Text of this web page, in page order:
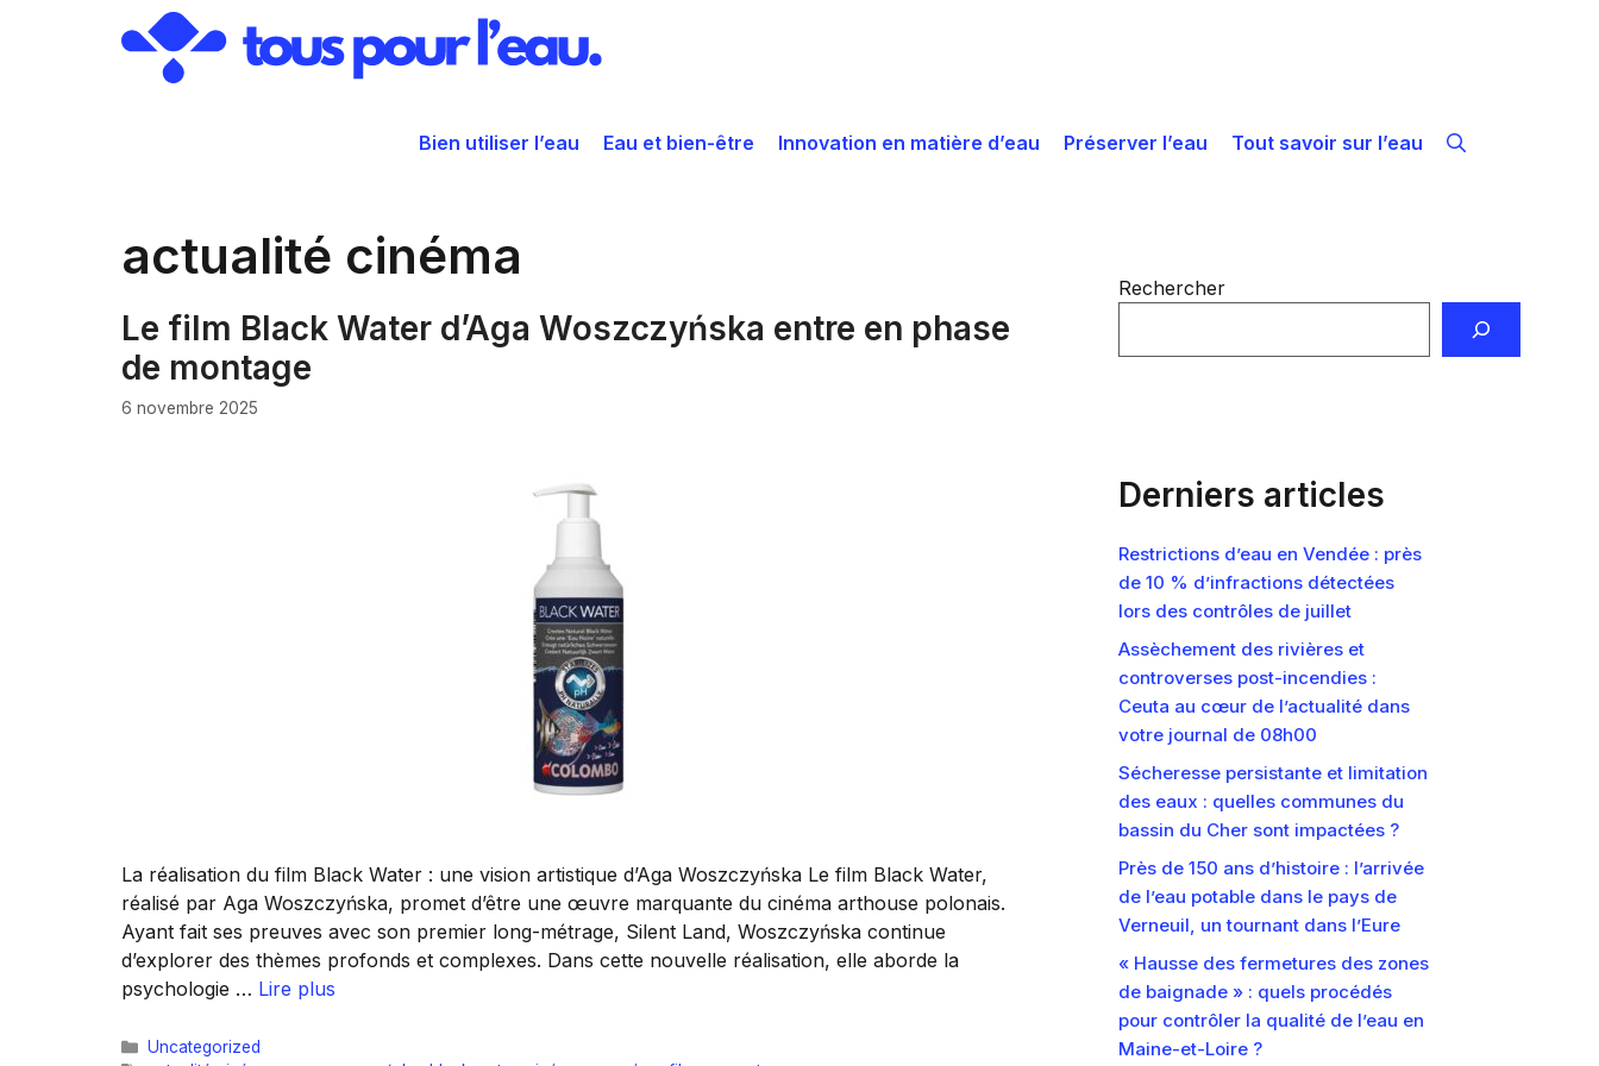
Bien utiliser l’eau Eau et bien-être Innovation en matière d’eau Préserver l’eau Tout savoir sur l’eau
actualité cinéma
Le film Black Water d’Aga Woszczyńska entre en phase
de montage
6 novembre 2025
La réalisation du film Black Water : une vision artistique d’Aga Woszczyńska Le film Black Water,
réalisé par Aga Woszczyńska, promet d’être une œuvre marquante du cinéma arthouse polonais.
Ayant fait ses preuves avec son premier long-métrage, Silent Land, Woszczyńska continue
d’explorer des thèmes profonds et complexes. Dans cette nouvelle réalisation, elle aborde la
psychologie … Lire plus
Catégories
Uncategorized
Rechercher
Derniers articles
Restrictions d’eau en Vendée : près
de 10 % d’infractions détectées
lors des contrôles de juillet
Assèchement des rivières et
controverses post-incendies :
Ceuta au cœur de l’actualité dans
votre journal de 08h00
Sécheresse persistante et limitation
des eaux : quelles communes du
bassin du Cher sont impactées ?
Près de 150 ans d’histoire : l’arrivée
de l’eau potable dans le pays de
Verneuil, un tournant dans l’Eure
« Hausse des fermetures des zones
de baignade » : quels procédés
pour contrôler la qualité de l’eau en
Maine-et-Loire ?